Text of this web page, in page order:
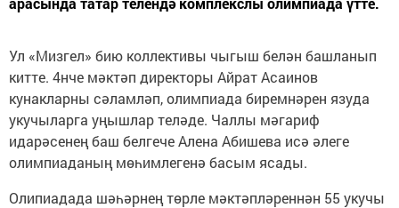
Ул «Мизгел» бию коллективы чыгыш белән башланып
китте. 4нче мәктәп директоры Айрат Асаинов
кунакларны сәламләп, олимпиада биремнәрен язуда
укучыларга уңышлар теләде. Чаллы мәгариф
идарәсенең баш белгече Алена Абишева исә әлеге
олимпиаданың мөһимлегенә басым ясады.
Олипиадада шәһәрнең төрле мәктәпләреннән 55 укучы